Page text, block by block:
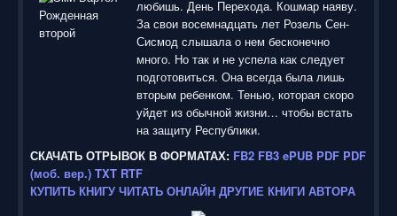
любишь. День Перехода. Кошмар наяву.
За свои восемнадцать лет Розель Сен-
Сисмод слышала о нем бесконечно
много. Но так и не успела как следует
подготовиться. Она всегда была лишь
вторым ребенком. Тенью, которая скоро
уйдет из обычной жизни… чтобы встать
на защиту Республики.
СКАЧАТЬ ОТРЫВОК В ФОРМАТАХ: FB2 FB3 ePUB PDF PDF
(моб. вер.) TXT RTF
КУПИТЬ КНИГУ ЧИТАТЬ ОНЛАЙН ДРУГИЕ КНИГИ АВТОРА